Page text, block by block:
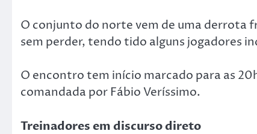
O conjunto do norte vem de uma derrota
sem perder, tendo tido alguns jogadores
O encontro tem início marcado para as
comandada por Fábio Veríssimo.
Treinadores em discurso direto